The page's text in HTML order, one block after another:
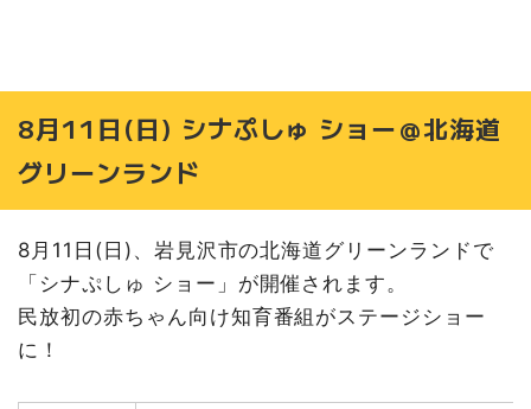
8月11日(日) シナぷしゅ ショー＠北海道
グリーンランド
8月11日(日)、岩見沢市の北海道グリーンランドで
「シナぷしゅ ショー」が開催されます。
民放初の赤ちゃん向け知育番組がステージショー
に！